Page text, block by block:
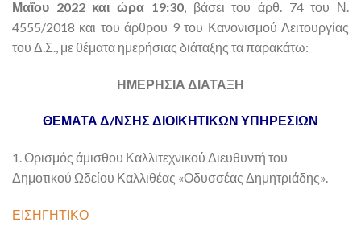
Μαΐου 2022 και ώρα 19:30, βάσει του άρθ. 74 του Ν.
4555/2018 και του άρθρου 9 του Κανονισμού Λειτουργίας
του Δ.Σ., με θέματα ημερήσιας διάταξης τα παρακάτω:
ΗΜΕΡΗΣΙΑ ΔΙΑΤΑΞΗ
ΘΕΜΑΤΑ Δ/ΝΣΗΣ ΔΙΟΙΚΗΤΙΚΩΝ ΥΠΗΡΕΣΙΩΝ
1. Ορισμός άμισθου Καλλιτεχνικού Διευθυντή του
Δημοτικού Ωδείου Καλλιθέας «Οδυσσέας Δημητριάδης».
ΕΙΣΗΓΗΤΙΚΟ